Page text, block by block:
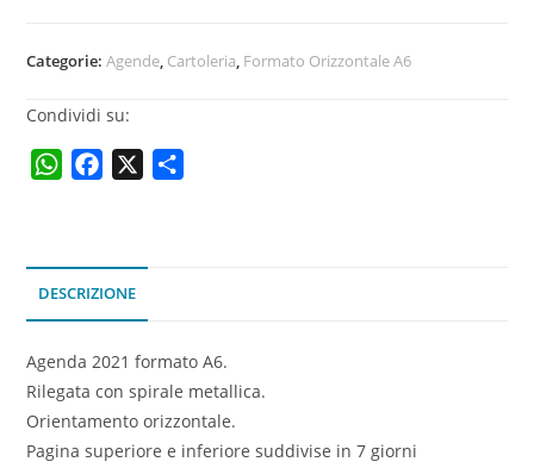
Categorie:Agende, Cartoleria, Formato Orizzontale A6
Condividi su:
W
s
A
p
b
o
o
i
i
DESCRIZIONE
Agenda 2021 formato A6.
Rilegata con spirale metallica.
Orientamento orizzontale.
Pagina superiore e inferiore suddivise in 7 giorni